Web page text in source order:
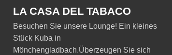
LA CASA DEL TABACO
Besuchen Sie unsere Lounge! Ein kleines
Stück Kuba in
Mönchengladbach.Überzeugen Sie sich